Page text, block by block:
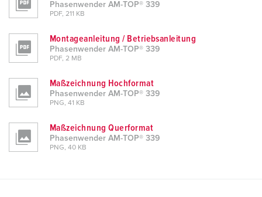
Phasenwender AM-TOP® 339
PDF, 211 KB
Montageanleitung / Betriebsanleitung
Phasenwender AM-TOP® 339
PDF, 2 MB
Maßzeichnung Hochformat
Phasenwender AM-TOP® 339
PNG, 41 KB
Maßzeichnung Querformat
Phasenwender AM-TOP® 339
PNG, 40 KB